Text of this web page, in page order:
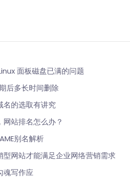
面板磁盘已满的问题
后多长时间删除
名的选取有讲究
网站排名怎么办？
别名解析
型网站才能满足企业网络营销需求
魂写作应